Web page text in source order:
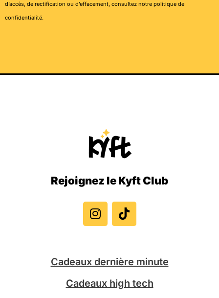
d’accès, de rectification ou d’effacement, consultez notre politique de
confidentialité.
Rejoignez le Kyft Club
n
s
t
r
a
m
i
k
t
Cadeaux dernière minute
Cadeaux high tech